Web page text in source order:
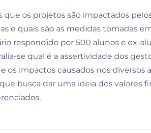
os projetos são impactados
e quais são as medidas tomadas
respondido por 500 alunos e ex-
se qual é a assertividade dos
os impactos causados nos diversos
busca dar uma ideia dos valores